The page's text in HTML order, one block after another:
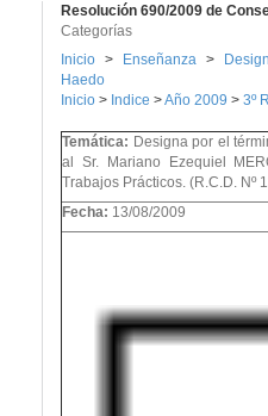
Resolución 690/2009 de
Categorías
Inicio > Enseñanza >
Haedo
Inicio > Indice >Año 2009 > 3º
Temática: Designa por el
al Sr. Mariano Ezequiel
Trabajos Prácticos. (R.C.D. Nº
Fecha: 13/08/2009